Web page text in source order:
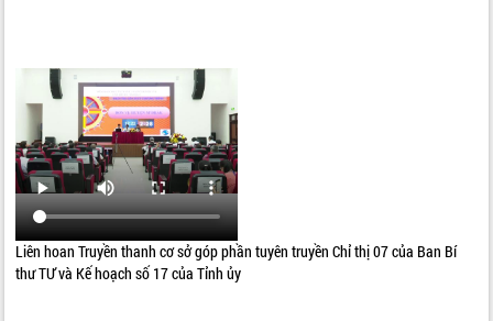
Liên hoan Truyền thanh cơ sở góp phần tuyên truyền Chỉ thị 07 của Ban Bí
thư TƯ và Kế hoạch số 17 của Tỉnh ủy